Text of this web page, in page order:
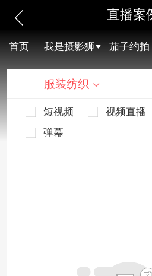
直播案
首页 我是摄影狮 茄子约拍
服装纺织
短视频 视频直播
弹幕